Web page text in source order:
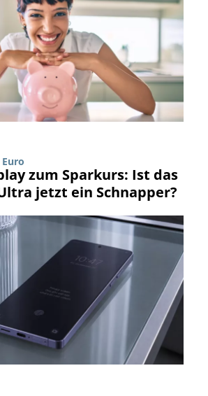
zum Sparkurs: Ist das
jetzt ein Schnapper?